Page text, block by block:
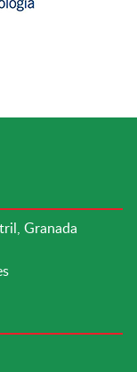
Granada